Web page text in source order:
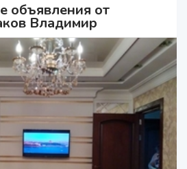
объявления от
Владимир